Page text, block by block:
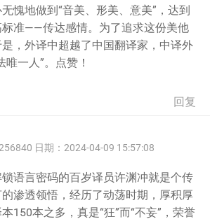
愧地做到“音美、形美、意美”，达到
准——传达感情。为了追求这份美他
，外译中超越了中国翻译家，中译外
唯一人”。点赞！
回复
日期：2024-04-09 15:57:08
语言密码的百岁译员许渊冲就是个传
渗透领悟，经历了动荡时期，厚积厚
150本之多，真是“狂”而“不妄”，荣誉